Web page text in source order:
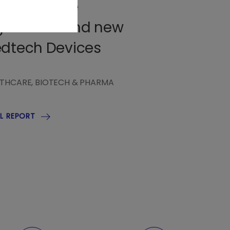
Care
and new
Devices
BIOTECH & PHARMA
REPORT